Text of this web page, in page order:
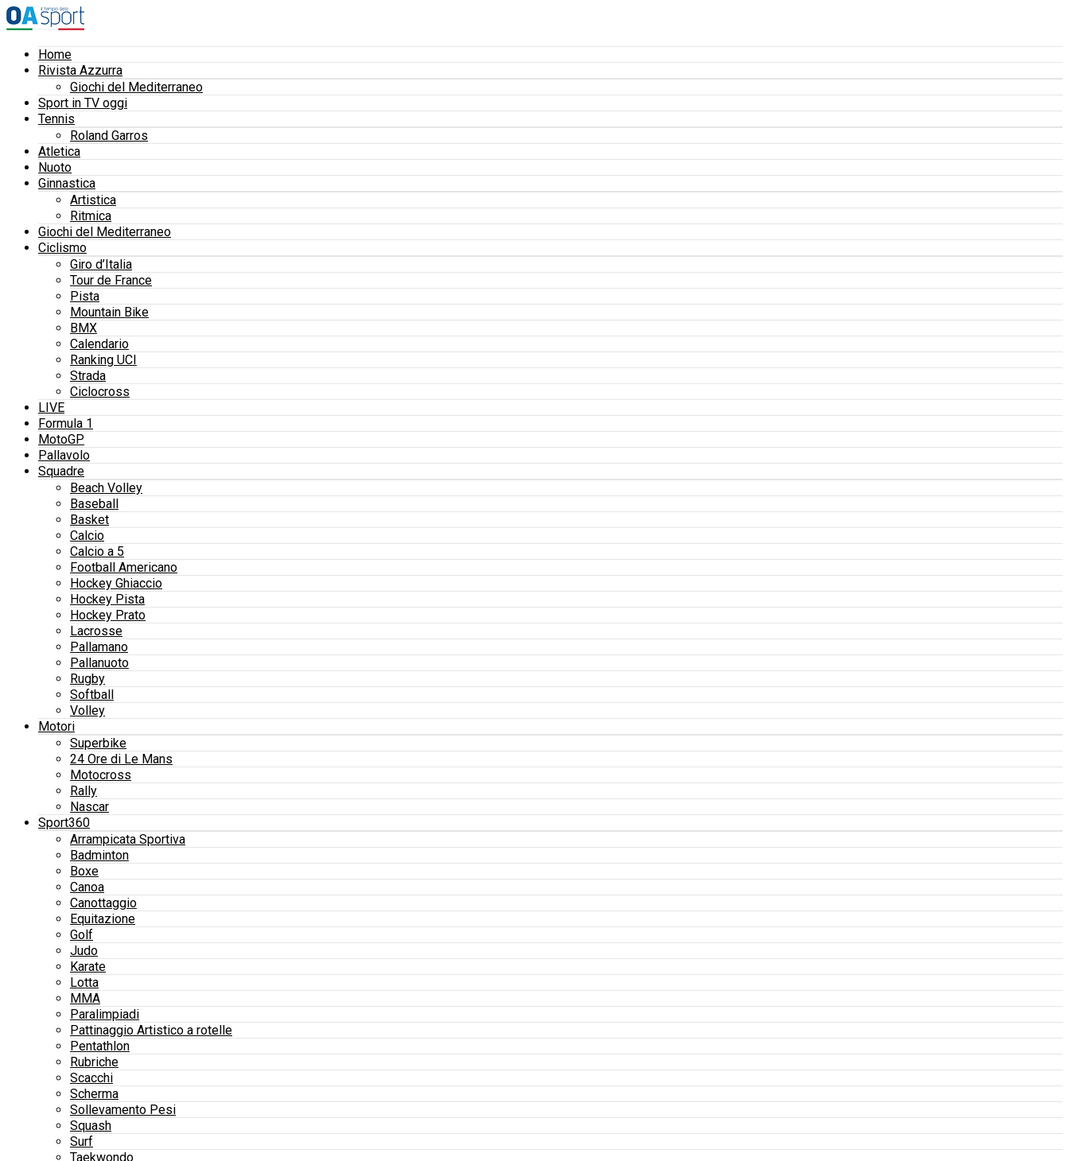
Home
Rivista Azzurra
Giochi del Mediterraneo
Sport in TV oggi
Tennis
Roland Garros
Atletica
Nuoto
Ginnastica
Artistica
Ritmica
Giochi del Mediterraneo
Ciclismo
Giro d’Italia
Tour de France
Pista
Mountain Bike
BMX
Calendario
Ranking UCI
Strada
Ciclocross
LIVE
Formula 1
MotoGP
Pallavolo
Squadre
Beach Volley
Baseball
Basket
Calcio
Calcio a 5
Football Americano
Hockey Ghiaccio
Hockey Pista
Hockey Prato
Lacrosse
Pallamano
Pallanuoto
Rugby
Softball
Volley
Motori
Superbike
24 Ore di Le Mans
Motocross
Rally
Nascar
Sport360
Arrampicata Sportiva
Badminton
Boxe
Canoa
Canottaggio
Equitazione
Golf
Judo
Karate
Lotta
MMA
Paralimpiadi
Pattinaggio Artistico a rotelle
Pentathlon
Rubriche
Scacchi
Scherma
Sollevamento Pesi
Squash
Surf
Taekwondo